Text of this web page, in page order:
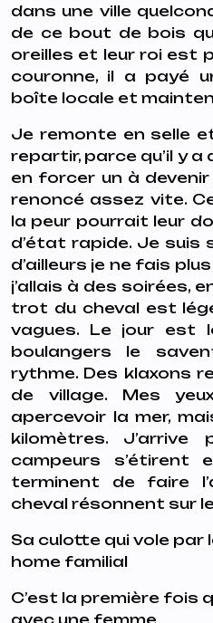
dans une ville
de ce bout de bois
oreilles et leur roi est
couronne, il a payé
boîte locale et
Je remonte en selle
repartir, parce qu’il y a
en forcer un à devenir
renoncé assez vite.
la peur pourrait leur
d’état rapide. Je suis
d’ailleurs je ne fais
j’allais à des soirées,
trot du cheval est
vagues. Le jour est
boulangers le
rythme. Des klaxons
de village. Mes
apercevoir la mer,
kilomètres. J’arrive
campeurs s’étirent
terminent de faire
cheval résonnent sur
Sa culotte qui vole par
home familial
C’est la première fois